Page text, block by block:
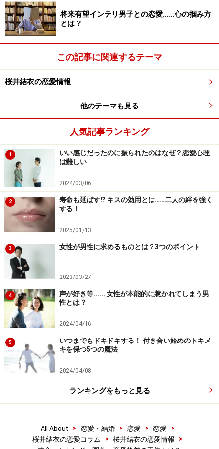
ます。ところが、この「自分のニーズに合った相手」と
いうのがやっかいなのです。なぜなら、結婚へ向けて真
剣交際したい人は共に未来を築ける人にアプローチしま
すが、一夜きりの相手を探している人は不純な動機でも
落とせそうな相手を狙うからです。
そして、アプローチする際に恋愛経験値の高い人はあら
ゆる恋の武器を駆使します。その武器は人によって異な
性格だったりと相手に一番刺さるものを披露するので
す。
恋の武器を使った攻撃が相手にヒットすれば、片方は本
気なのに片方は遊びということも起こります。そうなら
ないために、「恋愛バックグラウンド」を整えていただ
きたいのです。次のページでは、「恋愛バックグラウン
ド」の整え方をご紹介します。
※記事内容は執筆時点のものです。最新の内容をご確認くださ
い。
将来有望インテリ男子との恋愛……心の掴み方
とは？
この記事に関連するテーマ
桜井結衣の恋愛情報
他のテーマも見る
人気記事ランキング
1
いい感じだったのに振られたのはなぜ？恋愛心理
は難しい
2024/03/06
2
寿命も延ばす⁉ キスの効用とは……二人の絆を強く
する！
2025/01/13
3 女性が男性に求めるものとは？3つのポイント
2023/03/27
4
声が好き等...... 女性が本能的に惹かれてしまう男
性とは？
2024/04/16
5
いつまでもドキドキする！ 付き合い始めのトキメ
キを保つ5つの魔法
2024/04/08
ランキングをもっと見る
All About > 恋愛・結婚 > 恋愛 > 恋愛
>
桜井結衣の恋愛コラム
> 桜井結衣の恋愛情報
>